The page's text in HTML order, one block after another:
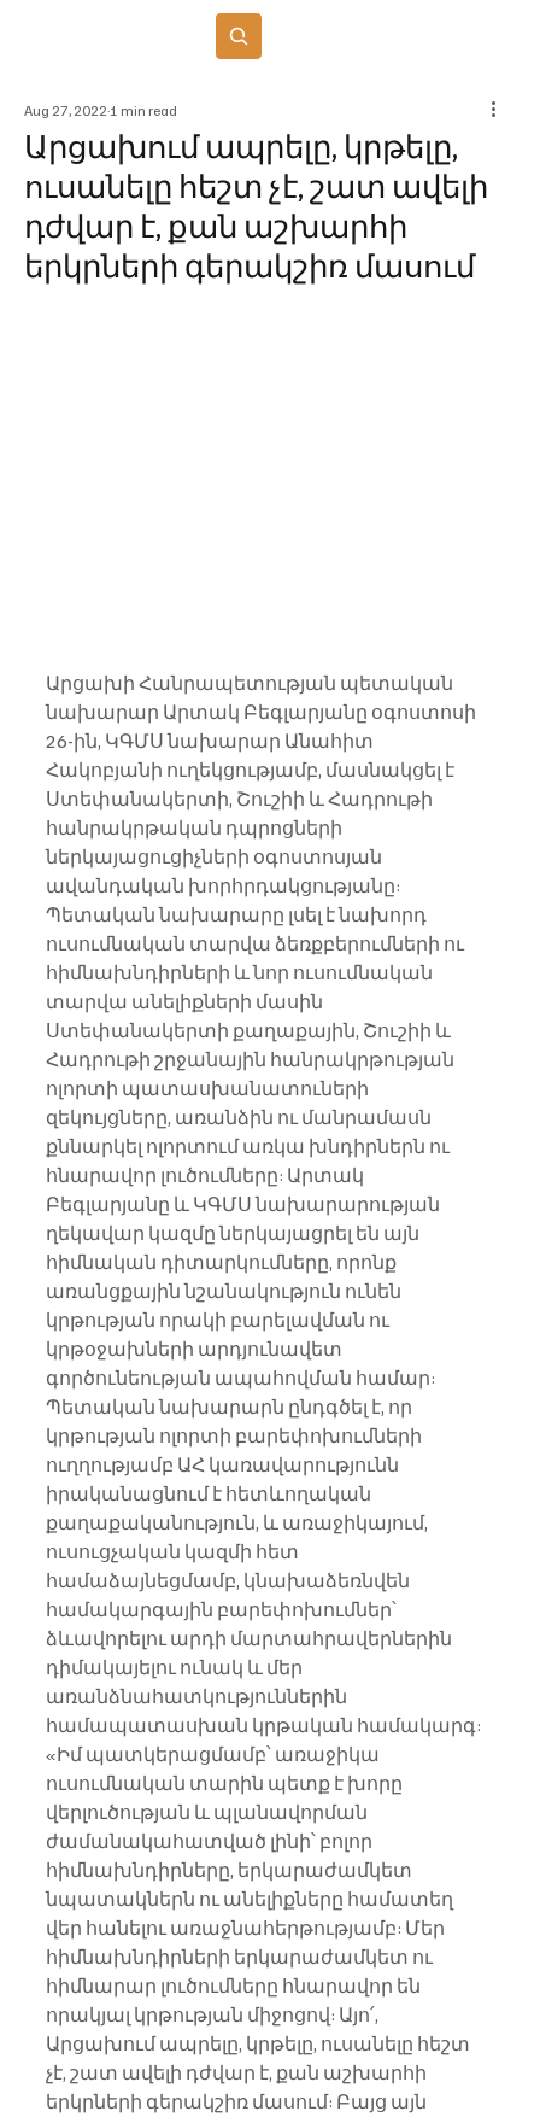
Արցախում ապրելը, կրթելը,
ուսանելը հեշտ չէ, շատ ավելի
դժվար է, քան աշխարհի
երկրների գերակշիռ մասում
Aug 27, 2022 1 min read
Արցախի Հանրապետության պետական
նախարար Արտակ Բեգլարյանը օգոստոսի
26-ին, ԿԳՄՍ նախարար Անահիտ
Հակոբյանի ուղեկցությամբ, մասնակցել է
Ստեփանակերտի, Շուշիի և Հադրութի
հանրակրթական դպրոցների
ներկայացուցիչների օգոստոսյան
ավանդական խորհրդակցությանը:
Պետական նախարարը լսել է նախորդ
ուսումնական տարվա ձեռքբերումների ու
հիմնախնդիրների և նոր ուսումնական
տարվա անելիքների մասին
Ստեփանակերտի քաղաքային, Շուշիի և
Հադրութի շրջանային հանրակրթության
ոլորտի պատասխանատուների
զեկույցները, առանձին ու մանրամասն
քննարկել ոլորտում առկա խնդիրներն ու
հնարավոր լուծումները: Արտակ
Բեգլարյանը և ԿԳՄՍ նախարարության
ղեկավար կազմը ներկայացրել են այն
հիմնական դիտարկումները, որոնք
առանցքային նշանակություն ունեն
կրթության որակի բարելավման ու
կրթօջախների արդյունավետ
գործունեության ապահովման համար:
Պետական նախարարն ընդգծել է, որ
կրթության ոլորտի բարեփոխումների
ուղղությամբ ԱՀ կառավարությունն
իրականացնում է հետևողական
քաղաքականություն, և առաջիկայում,
ուսուցչական կազմի հետ
համաձայնեցմամբ, կնախաձեռնվեն
համակարգային բարեփոխումներ՝
ձևավորելու արդի մարտահրավերներին
դիմակայելու ունակ և մեր
առանձնահատկություններին
համապատասխան կրթական համակարգ:
«Իմ պատկերացմամբ՝ առաջիկա
ուսումնական տարին պետք է խորը
վերլուծության և պլանավորման
ժամանակահատված լինի՝ բոլոր
հիմնախնդիրները, երկարաժամկետ
նպատակներն ու անելիքները համատեղ
վեր հանելու առաջնահերթությամբ: Մեր
հիմնախնդիրների երկարաժամկետ ու
հիմնարար լուծումները հնարավոր են
որակյալ կրթության միջոցով: Այո՛,
Արցախում ապրելը, կրթելը, ուսանելը հեշտ
չէ, շատ ավելի դժվար է, քան աշխարհի
երկրների գերակշիռ մասում: Բայց այն